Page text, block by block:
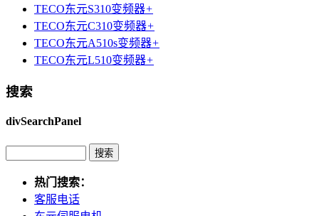
TECO东元S310变频器+
TECO东元C310变频器+
TECO东元A510s变频器+
TECO东元L510变频器+
搜索
divSearchPanel
热门搜索：
客服电话